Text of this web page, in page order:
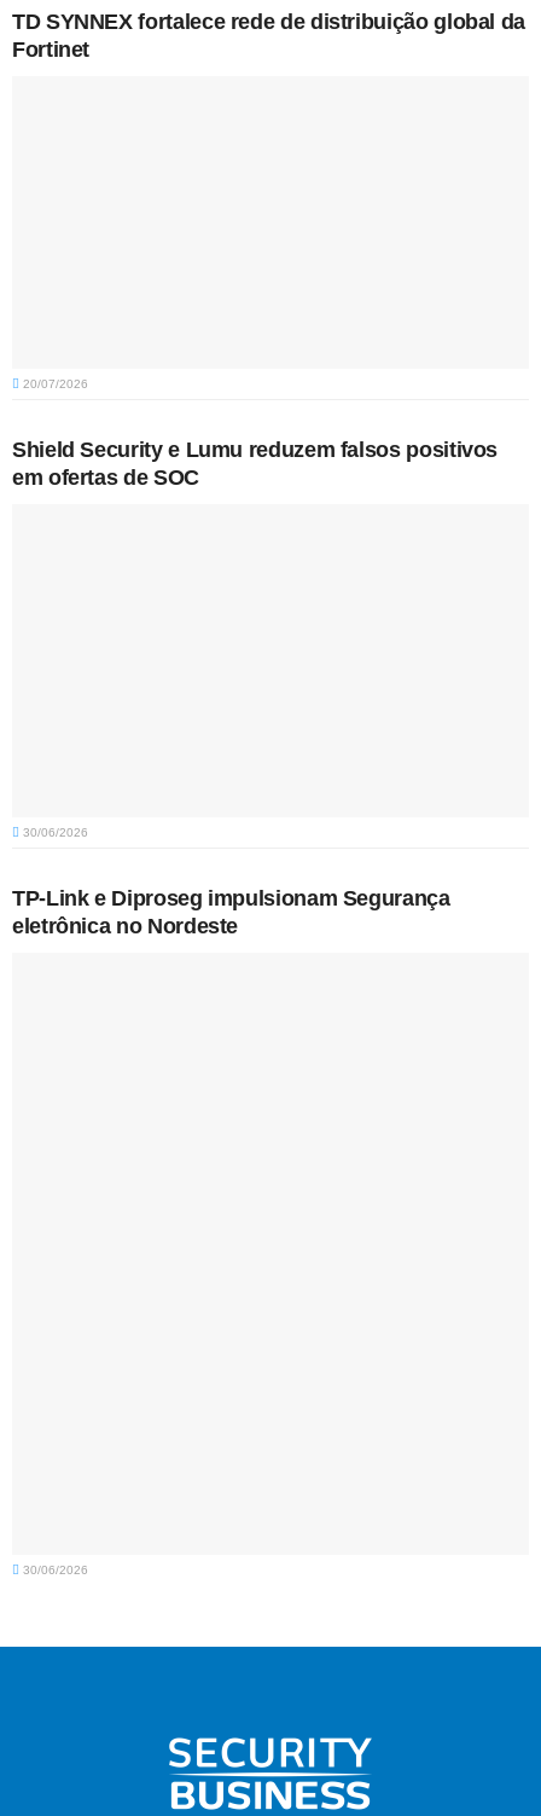
TD SYNNEX fortalece rede de distribuição global da
Fortinet
20/07/2026
Shield Security e Lumu reduzem falsos positivos
em ofertas de SOC
30/06/2026
TP-Link e Diproseg impulsionam Segurança
eletrônica no Nordeste
30/06/2026